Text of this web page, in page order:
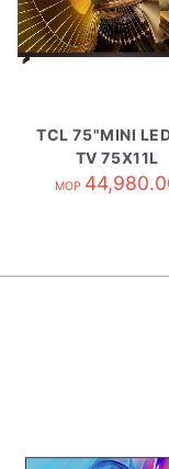
TCL 75"MINI
TV 75X11L
MOP